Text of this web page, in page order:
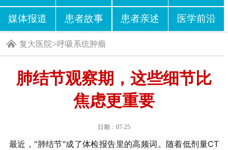
媒体报道 患者故事 患者亲述 医学前沿
复大医院>呼吸系统肿瘤
肺结节观察期，这些细节比
焦虑更重要
日期：07-25
最近，"肺结节"成了体检报告里的高频词。随着低剂量CT